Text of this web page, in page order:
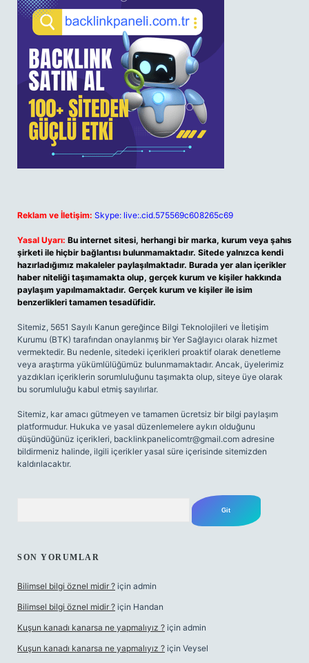
Reklam ve İletişim: Skype: live:.cid.575569c608265c69
Yasal Uyarı: Bu internet sitesi, herhangi bir marka, kurum veya şahıs
şirketi ile hiçbir bağlantısı bulunmamaktadır. Sitede yalnızca kendi
hazırladığımız makaleler paylaşılmaktadır. Burada yer alan içerikler
haber niteliği taşımamakta olup, gerçek kurum ve kişiler hakkında
paylaşım yapılmamaktadır. Gerçek kurum ve kişiler ile isim
benzerlikleri tamamen tesadüfidir.
Sitemiz, 5651 Sayılı Kanun gereğince Bilgi Teknolojileri ve İletişim
Kurumu (BTK) tarafından onaylanmış bir Yer Sağlayıcı olarak hizmet
vermektedir. Bu nedenle, sitedeki içerikleri proaktif olarak denetleme
veya araştırma yükümlülüğümüz bulunmamaktadır. Ancak, üyelerimiz
yazdıkları içeriklerin sorumluluğunu taşımakta olup, siteye üye olarak
bu sorumluluğu kabul etmiş sayılırlar.
Sitemiz, kar amacı gütmeyen ve tamamen ücretsiz bir bilgi paylaşım
platformudur. Hukuka ve yasal düzenlemelere aykırı olduğunu
düşündüğünüz içerikleri, backlinkpanelicomtr@gmail.com adresine
bildirmeniz halinde, ilgili içerikler yasal süre içerisinde sitemizden
kaldırılacaktır.
SON YORUMLAR
Bilimsel bilgi öznel midir ? için admin
Bilimsel bilgi öznel midir ? için Handan
Kuşun kanadı kanarsa ne yapmalıyız ? için admin
Kuşun kanadı kanarsa ne yapmalıyız ? için Veysel